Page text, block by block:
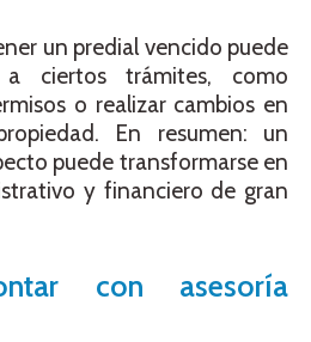
un predial vencido puede
a ciertos trámites, como
o realizar cambios en
En resumen: un
puede transformarse en
y financiero de gran
con asesoría